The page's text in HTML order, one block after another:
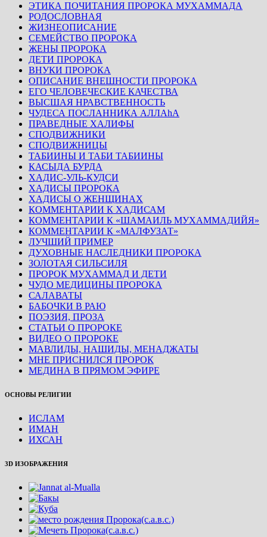
ЭТИКА ПОЧИТАНИЯ ПРОРОКА МУХАММАДА
РОДОСЛОВНАЯ
ЖИЗНЕОПИСАНИЕ
СЕМЕЙСТВО ПРОРОКА
ЖЕНЫ ПРОРОКА
ДЕТИ ПРОРОКА
ВНУКИ ПРОРОКА
ОПИСАНИЕ ВНЕШНОСТИ ПРОРОКА
ЕГО ЧЕЛОВЕЧЕСКИЕ КАЧЕСТВА
ВЫСШАЯ НРАВСТВЕННОСТЬ
ЧУДЕСА ПОСЛАННИКА АЛЛАhА
ПРАВЕДНЫЕ ХАЛИФЫ
СПОДВИЖНИКИ
СПОДВИЖНИЦЫ
ТАБИИНЫ И ТАБИ ТАБИИНЫ
КАСЫДА БУРДА
ХАДИС-УЛЬ-КУДСИ
ХАДИСЫ ПРОРОКА
ХАДИСЫ О ЖЕНЩИНАХ
КОММЕНТАРИИ К ХАДИСАМ
КОММЕНТАРИИ К «ШАМАИЛЬ МУХАММАДИЙЯ»
КОММЕНТАРИИ К «МАЛФУЗАТ»
ЛУЧШИЙ ПРИМЕР
ДУХОВНЫЕ НАСЛЕДНИКИ ПРОРОКА
ЗОЛОТАЯ СИЛЬСИЛЯ
ПРОРОК МУХАММАД И ДЕТИ
ЧУДО МЕДИЦИНЫ ПРОРОКА
САЛАВАТЫ
БАБОЧКИ В РАЮ
ПОЭЗИЯ, ПРОЗА
СТАТЬИ О ПРОРОКЕ
ВИДЕО О ПРОРОКЕ
МАВЛИДЫ, НАШИДЫ, МЕНАДЖАТЫ
МНЕ ПРИСНИЛСЯ ПРОРОК
МЕДИНА В ПРЯМОМ ЭФИРЕ
ОСНОВЫ РЕЛИГИИ
ИСЛАМ
ИМАН
ИХСАН
3D ИЗОБРАЖЕНИЯ